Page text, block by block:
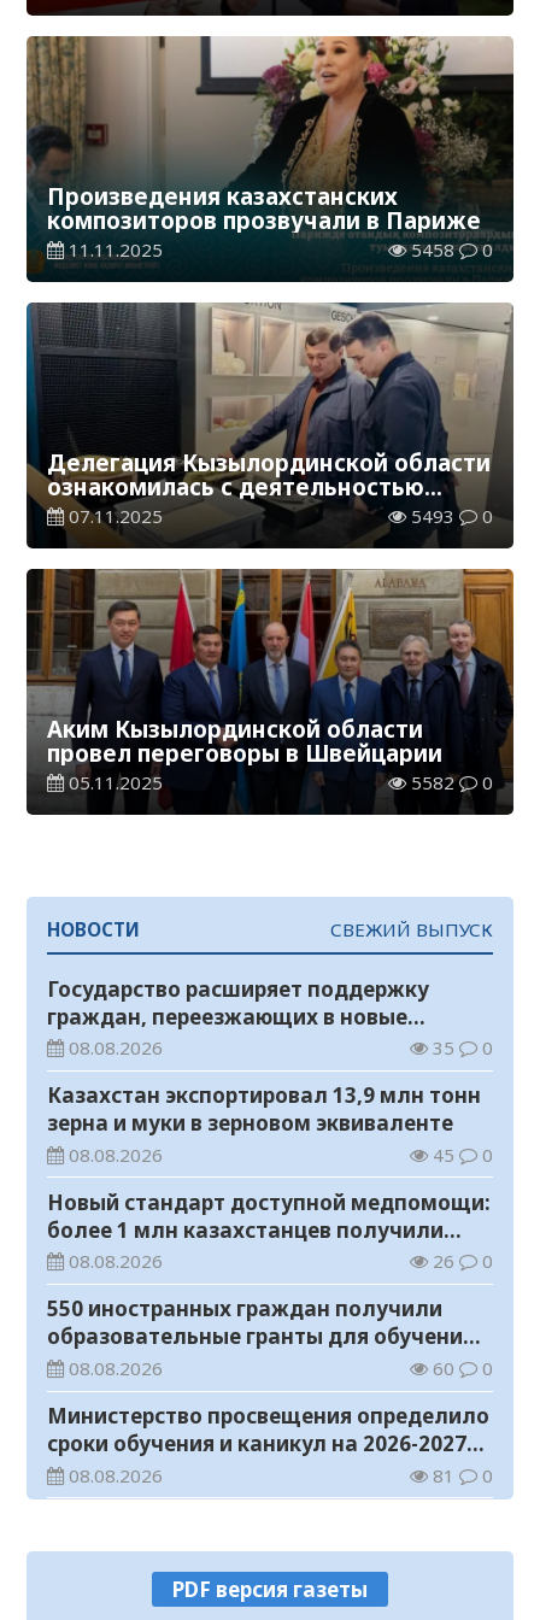
Произведения казахстанских
композиторов прозвучали в Париже
11.11.2025 5458 0
Делегация Кызылординской области
ознакомилась с деятельностью
швейцарских компаний
07.11.2025 5493 0
Аким Кызылординской области
провел переговоры в Швейцарии
05.11.2025 5582 0
НОВОСТИ СВЕЖИЙ ВЫПУСК
Государство расширяет поддержку
граждан, переезжающих в новые
регионы для работы
08.08.2026 35 0
Казахстан экспортировал 13,9 млн тонн
зерна и муки в зерновом эквиваленте
08.08.2026 45 0
Новый стандарт доступной медпомощи:
более 1 млн казахстанцев получили
телемедицинские услуги
08.08.2026 26 0
550 иностранных граждан получили
образовательные гранты для обучения в
Казахстане
08.08.2026 60 0
Министерство просвещения определило
сроки обучения и каникул на 2026-2027
учебный год
08.08.2026 81 0
08.08.2026 37 0
У граждан высокие ожидания от
PDF версия газеты